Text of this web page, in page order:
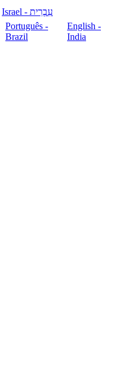
עִבְרִית - Israel
Português -
Brazil
English -
India